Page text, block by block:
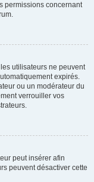
permissions concernant
utilisateurs ne peuvent
expirés.
ou un modérateur du
verrouiller vos
peut insérer afin
peuvent désactiver cette